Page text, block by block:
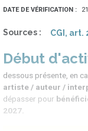
DATE DE VÉRIFICATION
Sources CGI, art.
Début
dessous présente, en
artiste / auteur /
dépasser pour
2027.